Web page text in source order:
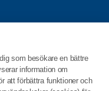
som besökare en bättre
information om
att förbättra funktioner och